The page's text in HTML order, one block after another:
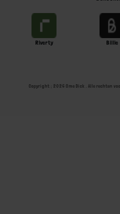
Riverty Billie
Copyright ; 2026 Ome Dick . Alle rechten